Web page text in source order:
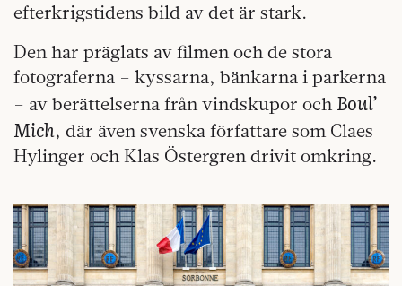
efterkrigstidens bild av det är stark.
Den har präglats av filmen och de stora
fotograferna – kyssarna, bänkarna i parkerna
– av berättelserna från vindskupor och Boul’
Mich, där även svenska författare som Claes
Hylinger och Klas Östergren drivit omkring.